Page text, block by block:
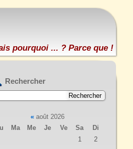
pourquoi ... ? Parce que !
Rechercher
« août 2026
Ma Me Je Ve Sa
Di
1
2